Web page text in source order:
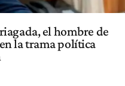
el hombre de
la trama política